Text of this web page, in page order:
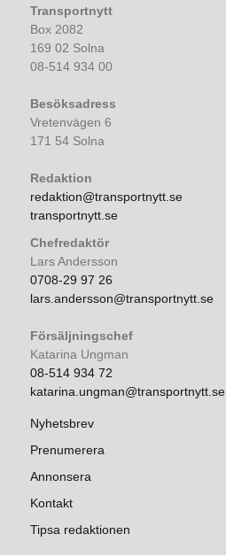
Transportnytt
Box 2082
169 02 Solna
08-514 934 00
Besöksadress
Vretenvägen 6
171 54 Solna
Redaktion
redaktion@transportnytt.se
transportnytt.se
Chefredaktör
Lars Andersson
0708-29 97 26
lars.andersson@transportnytt.se
Försäljningschef
Katarina Ungman
08-514 934 72
katarina.ungman@transportnytt.se
Nyhetsbrev
Prenumerera
Annonsera
Kontakt
Tipsa redaktionen